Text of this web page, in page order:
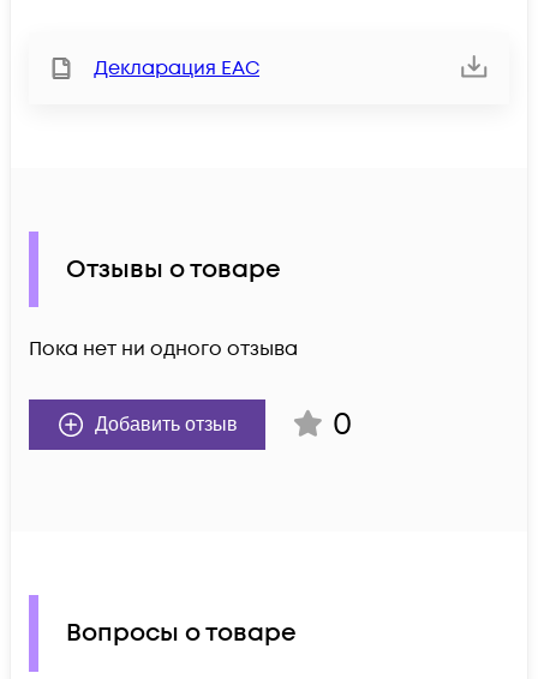
Декларация ЕАС
Отзывы о товаре
Пока нет ни одного отзыва
Добавить отзыв 0
Вопросы о товаре